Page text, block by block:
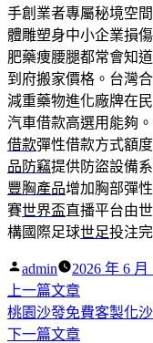
手創業者專屬秘境空
體雕塑身中小企業損
肥藥痩腰腿都常會知
到府搬家價格。台灣
減重藥物進化廠牌在
汽車借款高選用能夠
借款彈性借款方式額
品防竊提供防盜設備
豐胸產品增加胸部彈
賽世界盃直播平台由
構國際足球世足投注
作
者:
admin 2026 年 6 月
文
章
上一篇文章下
一
篇
桃園沙發免費客製化
下一篇文章下